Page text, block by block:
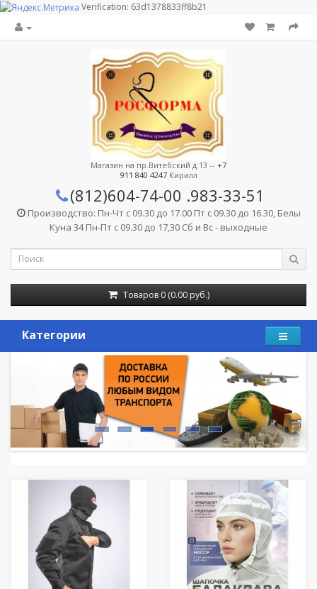
Verification: 63d1378833ff8b21
Магазин на пр.Витебский д.13 -- +7
911 840 4247Кирилл
(812)604-74-00 .983-33-51
Производство: Пн-Чт с 09.30 до 17.00 Пт с 09.30 до 16.30, Белы
Куна 34 Пн-Пт с 09.30 до 17,30 Сб и Вс - выходные
Товаров 0 (0.00 руб.)
Категории